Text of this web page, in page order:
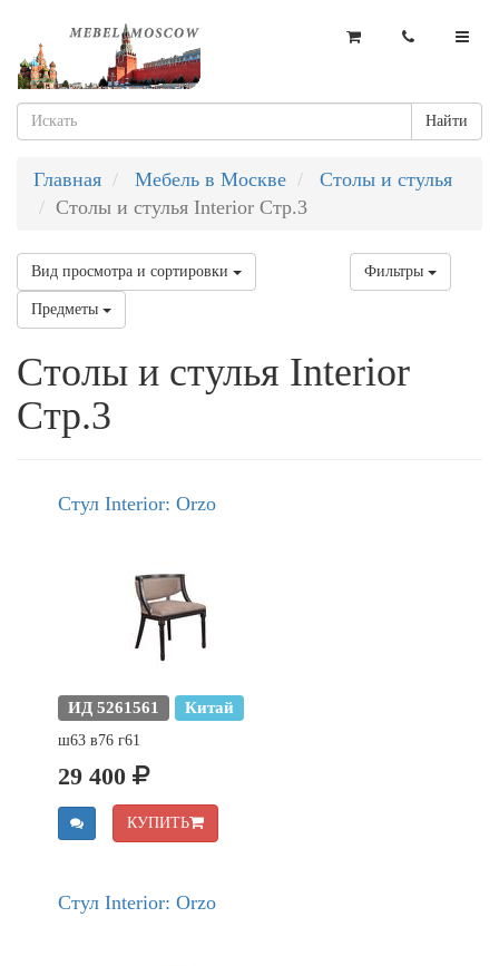
Найти
Главная Мебель в Москве
Столы и стулья
Столы и стулья Interior Стр.3
Вид просмотра и сортировки Фильтры
Предметы
Столы и стулья Interior
Стр.3
Стул Interior: Orzo
ИД 5261561 Китай
ш63 в76 г61
29 400
КУПИТЬ
Стул Interior: Orzo